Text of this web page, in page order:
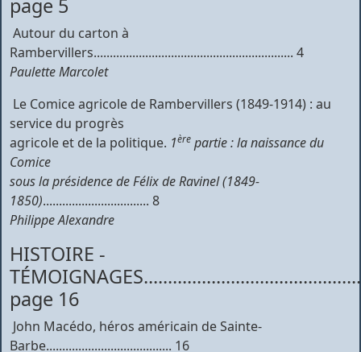
page 5
Autour du carton à
Rambervillers.............................................................. 4
Paulette Marcolet
 Le Comice agricole de Rambervillers (1849-1914) : au
service du progrès
agricole et de la politique. 1ère partie : la naissance du
Comice
sous la présidence de Félix de Ravinel (1849-
1850)................................. 8
Philippe Alexandre
HISTOIRE -
page 16
 John Macédo, héros américain de Sainte-
Barbe....................................... 16